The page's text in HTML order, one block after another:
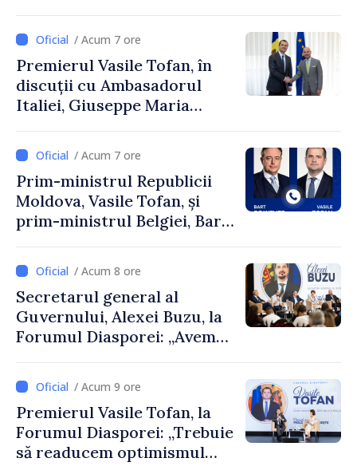
Uygar Mustafa Sertel
/ Acum 7 ore
Premierul Vasile Tofan, în
discuții cu Ambasadorul
Italiei, Giuseppe Maria
/ Acum 7 ore
Prim-ministrul Republicii
Moldova, Vasile Tofan, și
prim-ministrul Belgiei, Bart
despre parcursul european
al Republicii Moldova.
/ Acum 8 ore
Secretarul general al
Guvernului, Alexei Buzu, la
Forumul Diasporei: „Avem
dumneavoastră pentru a
construi comunități mai
puternice”
/ Acum 9 ore
Premierul Vasile Tofan, la
Forumul Diasporei: „Trebuie
să readucem optimismul